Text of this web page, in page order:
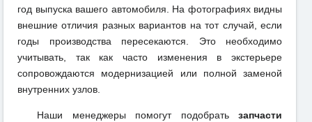
год выпуска вашего автомобиля. На фотографиях видны
внешние отличия разных вариантов на тот случай, если
годы производства пересекаются. Это необходимо
учитывать, так как часто изменения в экстерьере
сопровождаются модернизацией или полной заменой
внутренних узлов.
Наши менеджеры помогут подобрать запчасти